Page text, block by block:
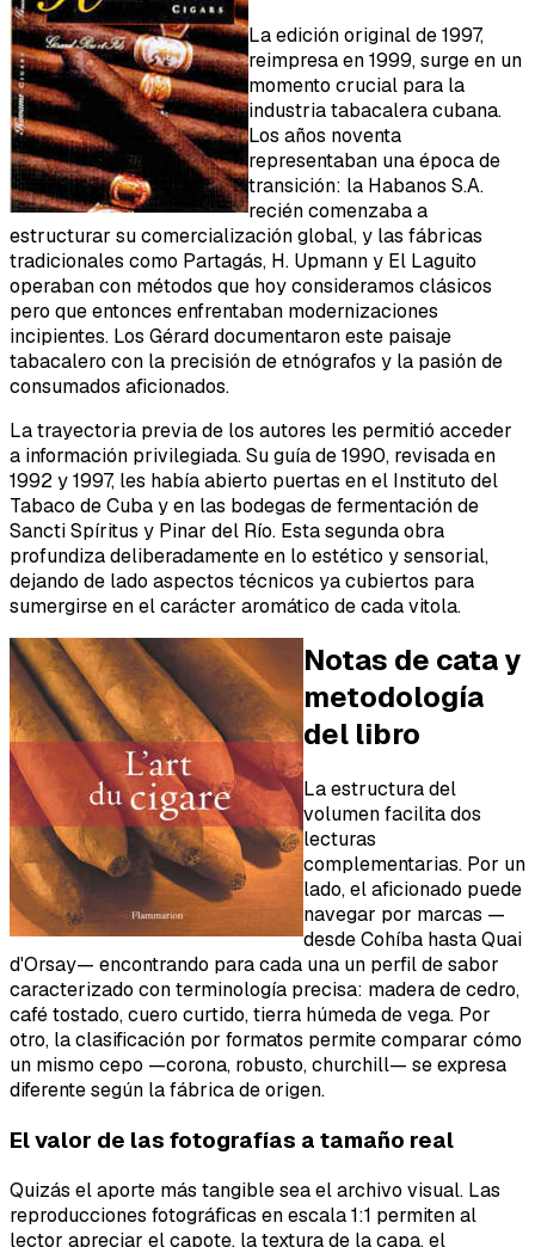
La edición original de 1997,
reimpresa en 1999, surge en un
momento crucial para la
industria tabacalera cubana.
Los años noventa
representaban una época de
transición: la Habanos S.A.
recién comenzaba a
estructurar su comercialización global, y las fábricas
tradicionales como Partagás, H. Upmann y El Laguito
operaban con métodos que hoy consideramos clásicos
pero que entonces enfrentaban modernizaciones
incipientes. Los Gérard documentaron este paisaje
tabacalero con la precisión de etnógrafos y la pasión de
consumados aficionados.
La trayectoria previa de los autores les permitió acceder
a información privilegiada. Su guía de 1990, revisada en
1992 y 1997, les había abierto puertas en el Instituto del
Tabaco de Cuba y en las bodegas de fermentación de
Sancti Spíritus y Pinar del Río. Esta segunda obra
profundiza deliberadamente en lo estético y sensorial,
dejando de lado aspectos técnicos ya cubiertos para
sumergirse en el carácter aromático de cada vitola.
Notas de cata y
metodología
del libro
La estructura del
volumen facilita dos
lecturas
complementarias. Por un
lado, el aficionado puede
navegar por marcas —
desde Cohíba hasta Quai
d'Orsay— encontrando para cada una un perfil de sabor
caracterizado con terminología precisa: madera de cedro,
café tostado, cuero curtido, tierra húmeda de vega. Por
otro, la clasificación por formatos permite comparar cómo
un mismo cepo —corona, robusto, churchill— se expresa
diferente según la fábrica de origen.
El valor de las fotografías a tamaño real
Quizás el aporte más tangible sea el archivo visual. Las
reproducciones fotográficas en escala 1:1 permiten al
lector apreciar el capote, la textura de la capa, el